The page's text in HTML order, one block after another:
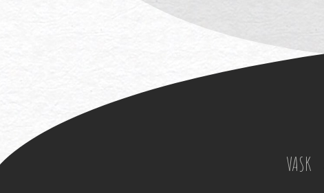
VASK